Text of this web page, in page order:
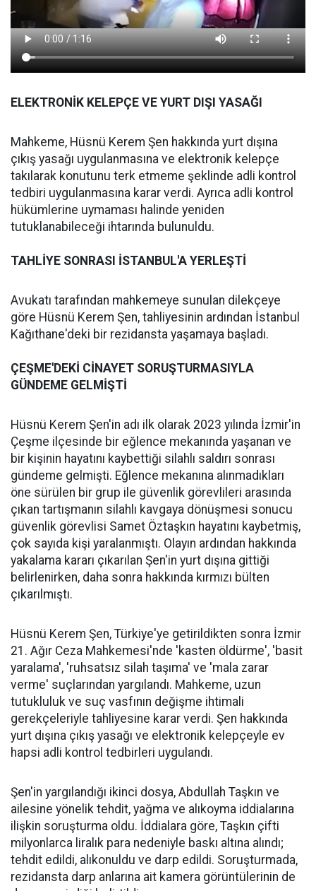
ELEKTRONİK KELEPÇE VE YURT DIŞI YASAĞI
Mahkeme, Hüsnü Kerem Şen hakkında yurt dışına
çıkış yasağı uygulanmasına ve elektronik kelepçe
takılarak konutunu terk etmeme şeklinde adli kontrol
tedbiri uygulanmasına karar verdi. Ayrıca adli kontrol
hükümlerine uymaması halinde yeniden
tutuklanabileceği ihtarında bulunuldu.
TAHLİYE SONRASI İSTANBUL'A YERLEŞTİ
Avukatı tarafından mahkemeye sunulan dilekçeye
göre Hüsnü Kerem Şen, tahliyesinin ardından İstanbul
Kağıthane'deki bir rezidansta yaşamaya başladı.
ÇEŞME'DEKİ CİNAYET SORUŞTURMASIYLA
GÜNDEME GELMİŞTİ
Hüsnü Kerem Şen'in adı ilk olarak 2023 yılında İzmir'in
Çeşme ilçesinde bir eğlence mekanında yaşanan ve
bir kişinin hayatını kaybettiği silahlı saldırı sonrası
gündeme gelmişti. Eğlence mekanına alınmadıkları
öne sürülen bir grup ile güvenlik görevlileri arasında
çıkan tartışmanın silahlı kavgaya dönüşmesi sonucu
güvenlik görevlisi Samet Öztaşkın hayatını kaybetmiş,
çok sayıda kişi yaralanmıştı. Olayın ardından hakkında
yakalama kararı çıkarılan Şen'in yurt dışına gittiği
belirlenirken, daha sonra hakkında kırmızı bülten
çıkarılmıştı.
Hüsnü Kerem Şen, Türkiye'ye getirildikten sonra İzmir
21. Ağır Ceza Mahkemesi'nde 'kasten öldürme', 'basit
yaralama', 'ruhsatsız silah taşıma' ve 'mala zarar
verme' suçlarından yargılandı. Mahkeme, uzun
tutukluluk ve suç vasfının değişme ihtimali
gerekçeleriyle tahliyesine karar verdi. Şen hakkında
yurt dışına çıkış yasağı ve elektronik kelepçeyle ev
hapsi adli kontrol tedbirleri uygulandı.
Şen'in yargılandığı ikinci dosya, Abdullah Taşkın ve
ailesine yönelik tehdit, yağma ve alıkoyma iddialarına
ilişkin soruşturma oldu. İddialara göre, Taşkın çifti
milyonlarca liralık para nedeniyle baskı altına alındı;
tehdit edildi, alıkonuldu ve darp edildi. Soruşturmada,
rezidansta darp anlarına ait kamera görüntülerinin de